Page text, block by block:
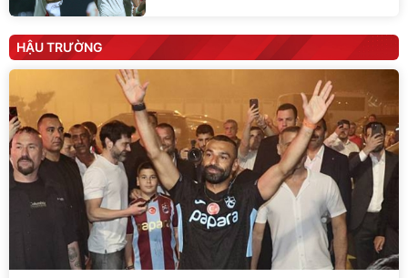
HẬU TRƯỜNG